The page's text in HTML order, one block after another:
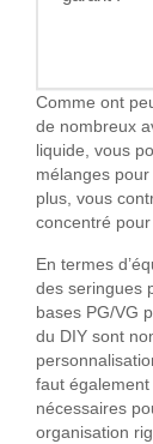
Comme ont
de nombreux
liquide, vous
mélanges
plus, vous
concentré
En termes
des seringues
bases PG/VG
du DIY sont
faut
nécessaires
organisation